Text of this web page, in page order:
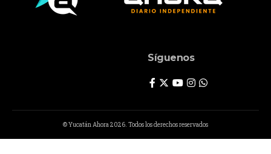
Síguenos
© Yucatán Ahora 2026. Todos los derechos reservados